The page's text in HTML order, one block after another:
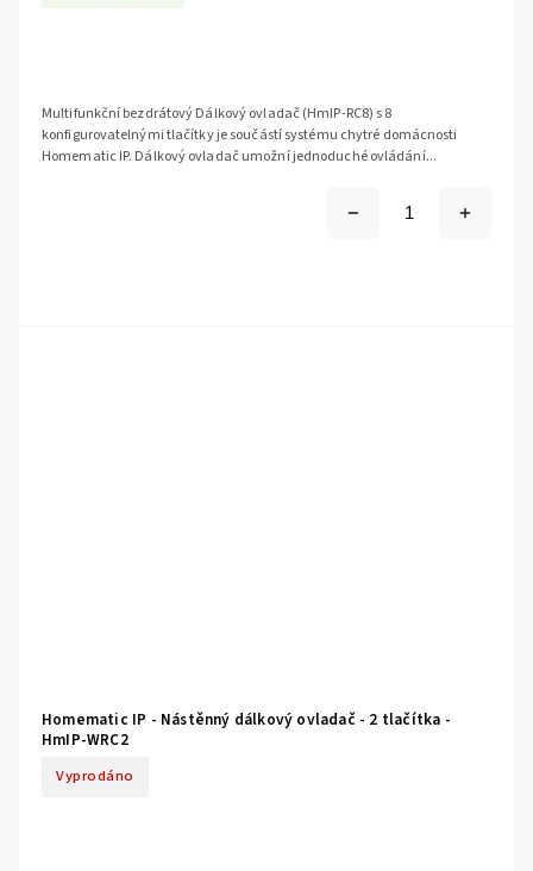
Multifunkční bezdrátový Dálkový ovladač (HmIP-RC8) s 8
konfigurovatelnými tlačítky je součástí systému chytré domácnosti
Homematic IP. Dálkový ovladač umožní jednoduché ovládání...
Homematic IP - Nástěnný dálkový ovladač - 2 tlačítka -
HmIP-WRC2
Vyprodáno